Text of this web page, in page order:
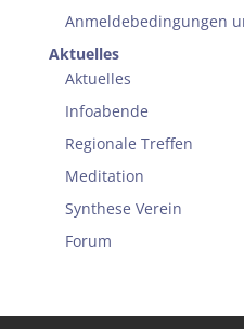
Anmeldebedingungen
Aktuelles
Aktuelles
Infoabende
Regionale Treffen
Meditation
Synthese Verein
Forum